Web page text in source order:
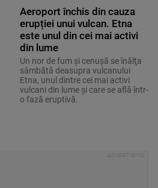
Aeroport închis din cauza
erupției unui vulcan. Etna
este unul din cei mai activi
din lume
Un nor de fum şi cenuşă se înălţa
sâmbătă deasupra vulcanului
Etna, unul dintre cei mai activi
vulcani din lume şi care se află într-
o fază eruptivă.